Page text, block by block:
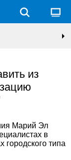
из
Марий Эл
в
городского типа